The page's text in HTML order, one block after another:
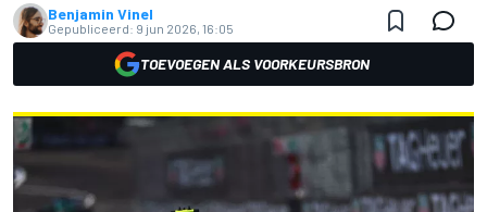
Benjamin Vinel
Gepubliceerd: 9 jun 2026, 16:05
TOEVOEGEN ALS VOORKEURSBRON